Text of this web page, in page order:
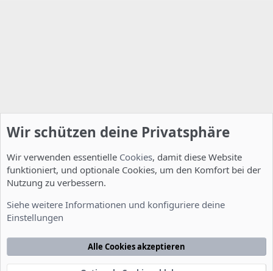
Nutzungsbedingungen Datenschutzerklärung
Startseite
Wir schützen deine Privatsphäre
Wir verwenden essentielle Cookies, damit diese Website
funktioniert, und optionale Cookies, um den Komfort bei der
Nutzung zu verbessern.
Siehe weitere Informationen und konfiguriere deine
Einstellungen
Alle Cookies akzeptieren